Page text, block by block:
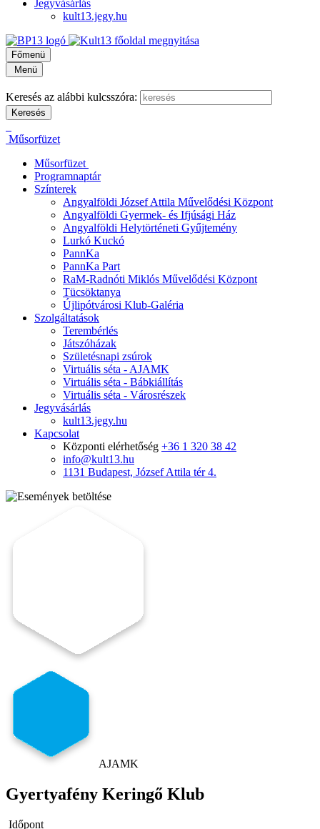
Jegyvásárlás
kult13.jegy.hu
Főmenü
Menü
Keresés az alábbi kulcsszóra:
Műsorfüzet
Műsorfüzet
Programnaptár
Színterek
Angyalföldi József Attila Művelődési Központ
Angyalföldi Gyermek- és Ifjúsági Ház
Angyalföldi Helytörténeti Gyűjtemény
Lurkó Kuckó
PannKa
PannKa Part
RaM-Radnóti Miklós Művelődési Központ
Tücsöktanya
Újlipótvárosi Klub-Galéria
Szolgáltatások
Terembérlés
Játszóházak
Születésnapi zsúrok
Virtuális séta - AJAMK
Virtuális séta - Bábkiállítás
Virtuális séta - Városrészek
Jegyvásárlás
kult13.jegy.hu
Kapcsolat
Központi elérhetőség +36 1 320 38 42
info@kult13.hu
1131 Budapest, József Attila tér 4.
AJAMK
Gyertyafény Keringő Klub
Időpont